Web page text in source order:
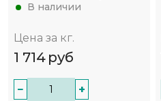
В наличии
Цена за кг.
1 714 руб
− +